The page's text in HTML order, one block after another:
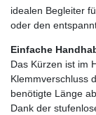
idealen Begleiter
oder den
Einfache
Das Kürzen ist im
Klemmverschluss
benötigte Länge
Dank der